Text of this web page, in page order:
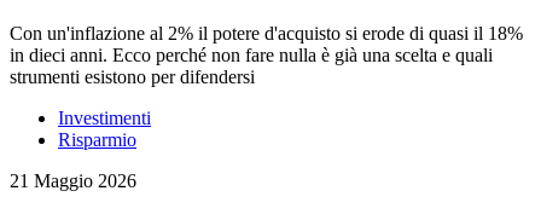
Con un'inflazione al 2% il potere d'acquisto si erode di quasi il 18%
in dieci anni. Ecco perché non fare nulla è già una scelta e quali
strumenti esistono per difendersi
Investimenti
Risparmio
21 Maggio 2026